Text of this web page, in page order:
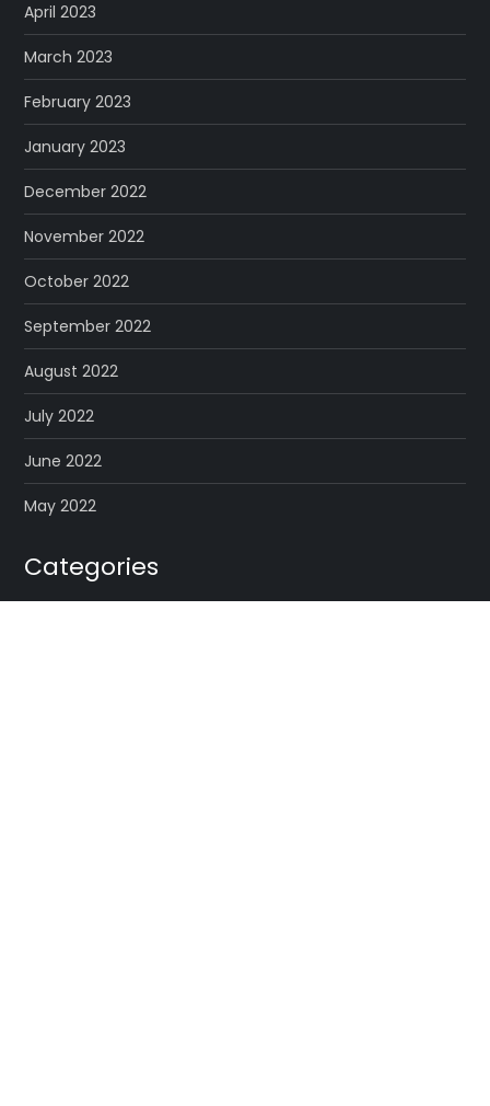
April 2023
March 2023
February 2023
January 2023
December 2022
November 2022
October 2022
September 2022
August 2022
July 2022
June 2022
May 2022
Categories